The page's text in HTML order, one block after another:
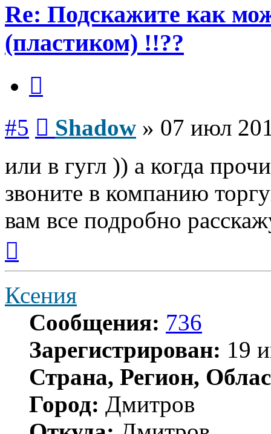
Re: Подскажите как
(пластиком) !!??
#5 Shadow » 07 июл
или в гугл )) а когда
звоните в компанию
вам все подробно
началу
Ксения
Сообщения: 736
Зарегистрирован: 19
Страна, Регион,
Город: Дмитров